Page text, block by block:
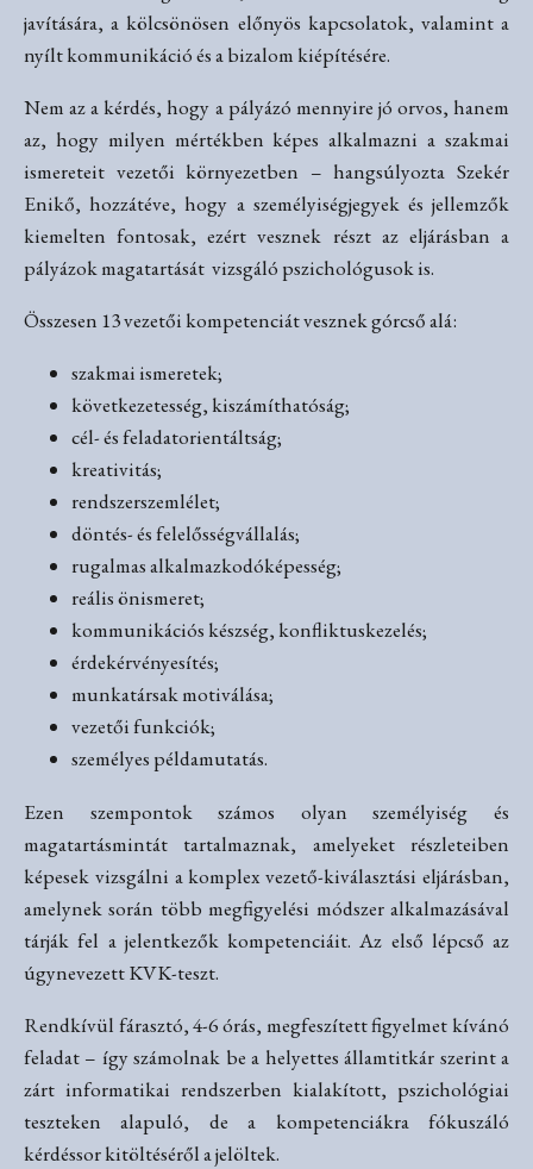
javítására, a kölcsönösen előnyös kapcsolatok, valamint a
nyílt kommunikáció és a bizalom kiépítésére.
Nem az a kérdés, hogy a pályázó mennyire jó orvos, hanem
az, hogy milyen mértékben képes alkalmazni a szakmai
ismereteit vezetői környezetben – hangsúlyozta Szekér
Enikő, hozzátéve, hogy a személyiségjegyek és jellemzők
kiemelten fontosak, ezért vesznek részt az eljárásban a
pályázok magatartását vizsgáló pszichológusok is.
Összesen 13 vezetői kompetenciát vesznek górcső alá:
szakmai ismeretek;
következetesség, kiszámíthatóság;
cél- és feladatorientáltság;
kreativitás;
rendszerszemlélet;
döntés- és felelősségvállalás;
rugalmas alkalmazkodóképesség;
reális önismeret;
kommunikációs készség, konfliktuskezelés;
érdekérvényesítés;
munkatársak motiválása;
vezetői funkciók;
személyes példamutatás.
Ezen szempontok számos olyan személyiség és
magatartásmintát tartalmaznak, amelyeket részleteiben
képesek vizsgálni a komplex vezető-kiválasztási eljárásban,
amelynek során több megfigyelési módszer alkalmazásával
tárják fel a jelentkezők kompetenciáit. Az első lépcső az
úgynevezett KVK-teszt.
Rendkívül fárasztó, 4-6 órás, megfeszített figyelmet kívánó
feladat – így számolnak be a helyettes államtitkár szerint a
zárt informatikai rendszerben kialakított, pszichológiai
teszteken alapuló, de a kompetenciákra fókuszáló
kérdéssor kitöltéséről a jelöltek.